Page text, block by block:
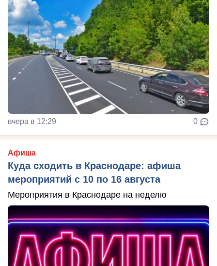
вчера в 12:29 0
Афиша
Куда сходить в Краснодаре: афиша
мероприятий с 10 по 16 августа
Мероприятия в Краснодаре на неделю